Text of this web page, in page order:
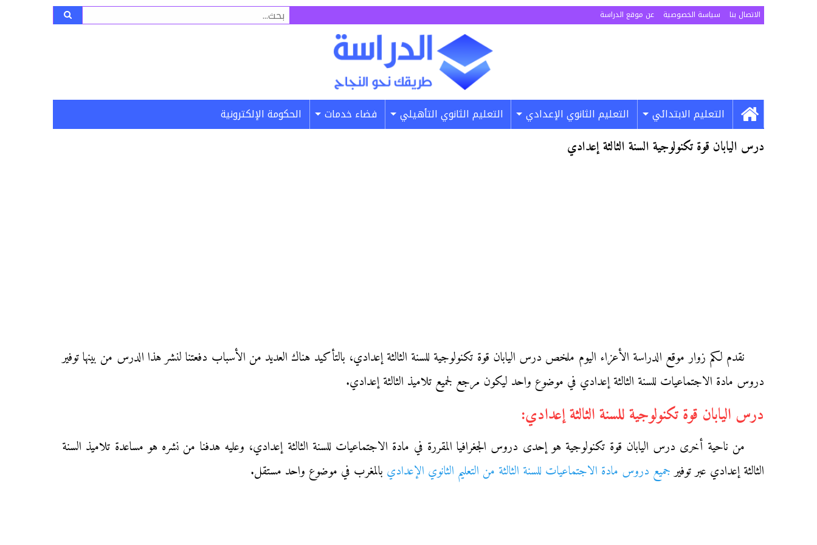
الاتصال بنا سياسة الخصوصية عن موقع الدراسة البحث
عن:
التعليم الابتدائي التعليم الثانوي الإعدادي التعليم الثانوي التأهيلي فضاء خدمات الحكومة الإلكترونية
درس اليابان قوة تكنولوجية السنة الثالثة إعدادي
نقدم لكم زوار موقع الدراسة الأعزاء اليوم ملخص درس اليابان قوة تكنولوجية للسنة الثالثة إعدادي، بالتأكيد هناك العديد من الأسباب دفعتنا لنشر هذا الدرس من بينها توفير
دروس مادة الاجتماعيات للسنة الثالثة إعدادي في موضوع واحد ليكون مرجع لجميع تلاميذ الثالثة إعدادي.
درس اليابان قوة تكنولوجية للسنة الثالثة إعدادي:
من ناحية أخرى درس اليابان قوة تكنولوجية هو إحدى دروس الجغرافيا المقررة في مادة الاجتماعيات للسنة الثالثة إعدادي، وعليه هدفنا من نشره هو مساعدة تلاميذ السنة
الثالثة إعدادي عبر توفيرجميع دروس مادة الاجتماعيات للسنة الثالثة من التعليم الثانوي الإعدادي بالمغرب في موضوع واحد مستقل.